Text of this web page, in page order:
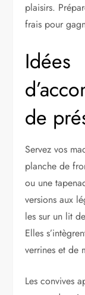
plaisirs.
frais pour
Idées
de
Servez vos
planche de
ou une
versions aux
les sur un lit
Elles
verrines et de
Les convives